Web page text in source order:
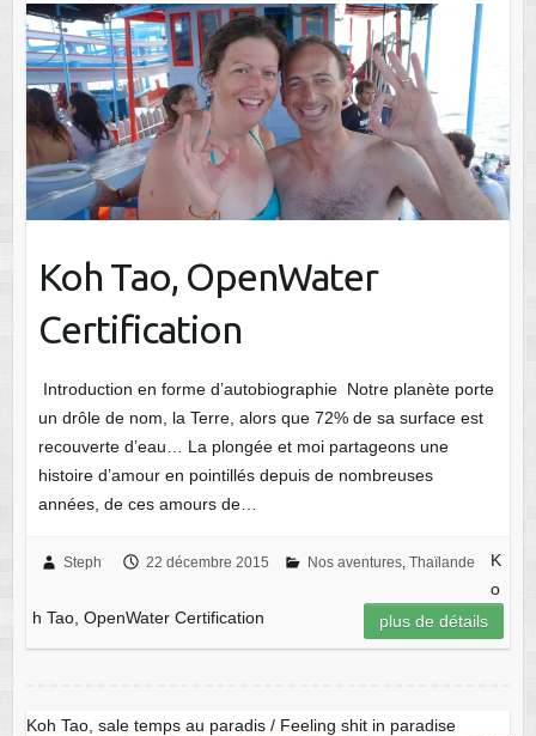
Koh Tao, OpenWater
Certification
Introduction en forme d’autobiographie Notre planète porte
un drôle de nom, la Terre, alors que 72% de sa surface est
recouverte d’eau… La plongée et moi partageons une
histoire d’amour en pointillés depuis de nombreuses
années, de ces amours de…
Steph 22 décembre 2015 Nos aventures, Thaïlande
K
o
h Tao, OpenWater Certification
plus de détails
Koh Tao, sale temps au paradis / Feeling shit in paradise